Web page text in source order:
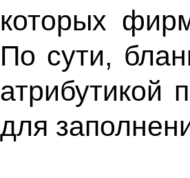
которых
По сути,
атрибутикой
для